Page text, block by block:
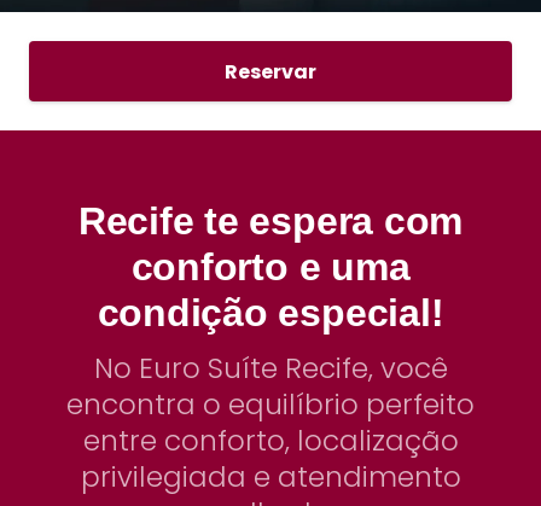
Reservar
Recife te espera com
conforto e uma
condição especial!
No Euro Suíte Recife, você
encontra o equilíbrio perfeito
entre conforto, localização
privilegiada e atendimento